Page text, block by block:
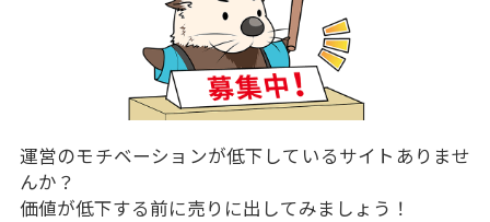
運営のモチベーションが低下しているサイトありませ
んか？
価値が低下する前に売りに出してみましょう！